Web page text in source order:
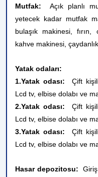
Mutfak: Açık planlı
yetecek kadar mutfak
bulaşık makinesi, fırın,
kahve makinesi,
Yatak odaları:
1.Yatak odası:
Çift
Lcd tv, elbise dolabı ve
2.Yatak odası:
Çift
Lcd tv, elbise dolabı ve
3.Yatak odası:
Çift
Lcd tv, elbise dolabı ve
Hasar depozitosu: Giriş